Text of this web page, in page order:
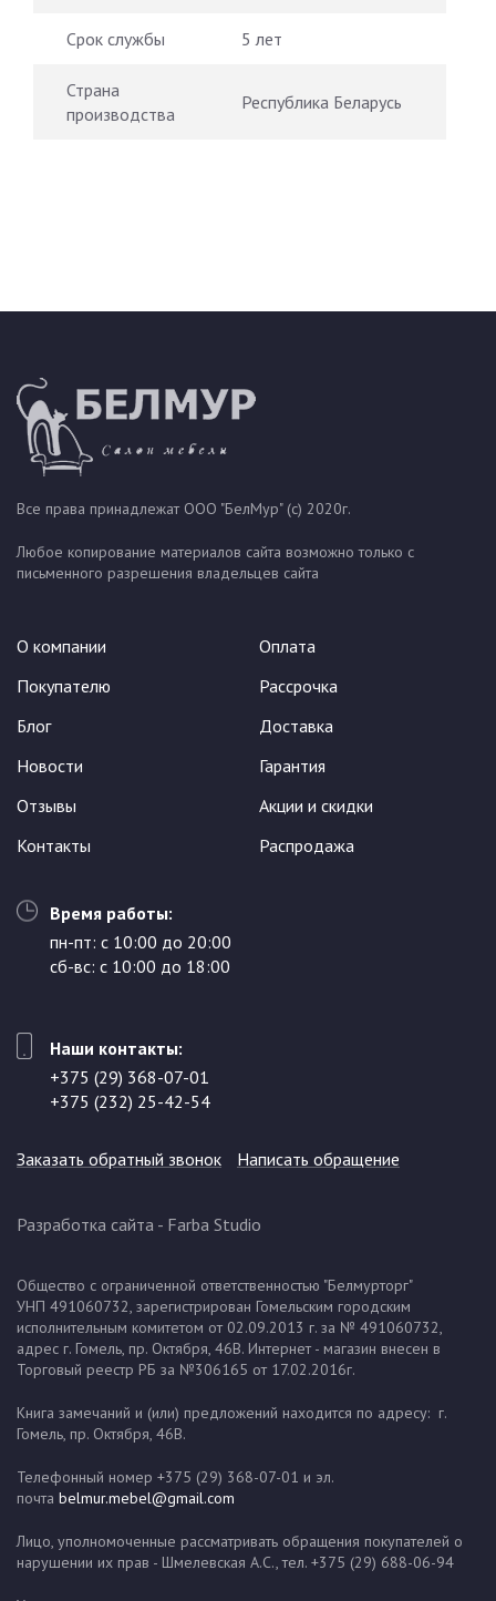
Срок службы 5 лет
Страна
производства
Республика Беларусь
Все права принадлежат ООО "БелМур" (с) 2020г.
Любое копирование материалов сайта возможно только с
письменного разрешения владельцев сайта
О компании
Покупателю
Блог
Новости
Отзывы
Контакты
Оплата
Рассрочка
Доставка
Гарантия
Акции и скидки
Распродажа
Время работы:
пн-пт: с 10:00 до 20:00
сб-вс: с 10:00 до 18:00
Наши контакты:
+375 (29) 368-07-01
+375 (232) 25-42-54
Заказать обратный звонок Написать обращение
Разработка сайта - Farba Studio
Общество с ограниченной ответственностью "Белмурторг"
УНП 491060732, зарегистрирован Гомельским городским
исполнительным комитетом от 02.09.2013 г. за № 491060732,
адрес г. Гомель, пр. Октября, 46В. Интернет - магазин внесен в
Торговый реестр РБ за №306165 от 17.02.2016г.
Книга замечаний и (или) предложений находится по адресу: г.
Гомель, пр. Октября, 46В.
Телефонный номер +375 (29) 368-07-01 и эл.
почта belmur.mebel@gmail.com
Лицо, уполномоченные рассматривать обращения покупателей о
нарушении их прав - Шмелевская А.С., тел. +375 (29) 688-06-94